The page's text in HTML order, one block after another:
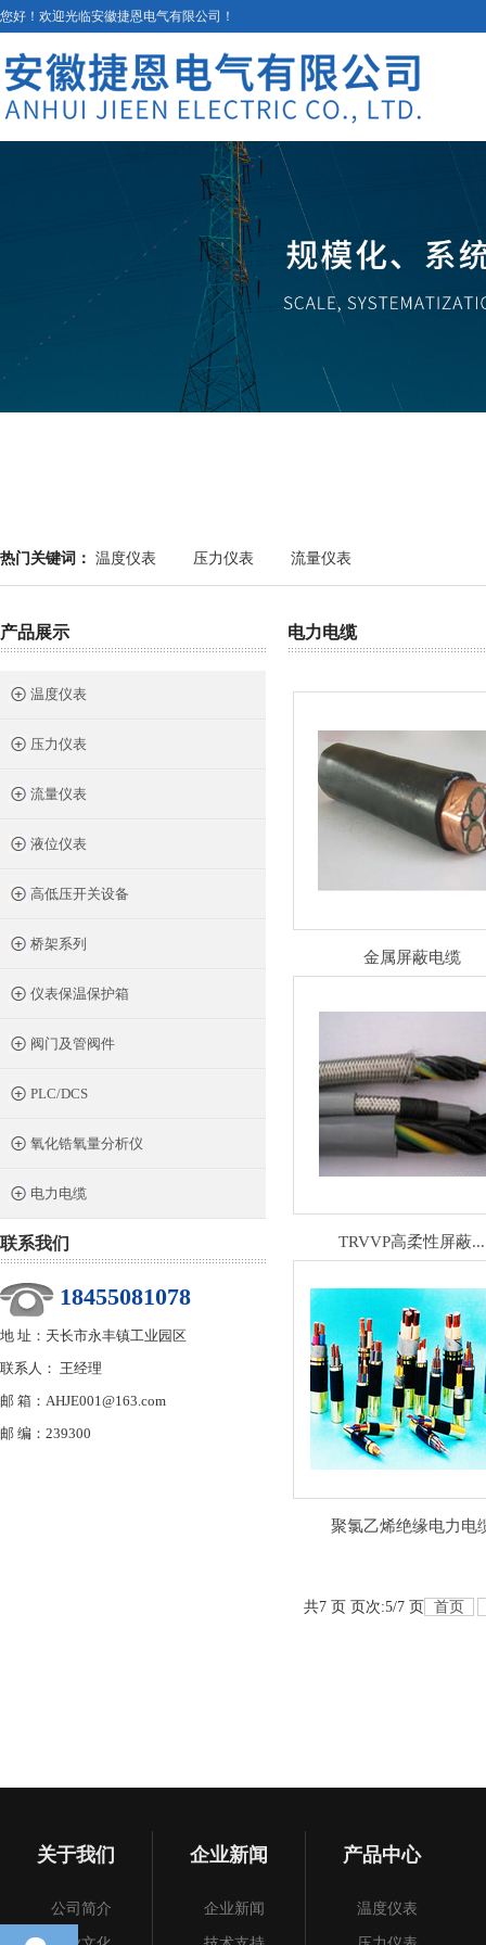
您好！欢迎光临安徽捷恩电气有限公司！
热门关键词： 温度仪表 压力仪表 流量仪表
产品展示
温度仪表
压力仪表
流量仪表
液位仪表
高低压开关设备
桥架系列
仪表保温保护箱
阀门及管阀件
PLC/DCS
氧化锆氧量分析仪
电力电缆
联系我们
18455081078
地 址：天长市永丰镇工业园区
联系人： 王经理
邮 箱：AHJE001@163.com
邮 编：239300
电力电缆
金属屏蔽电缆
TRVVP高柔性屏蔽...
聚氯乙烯绝缘电力电
共7 页 页次:5/7 页 首页
关于我们
公司简介
企业新闻
企业新闻
产品中心
温度仪表